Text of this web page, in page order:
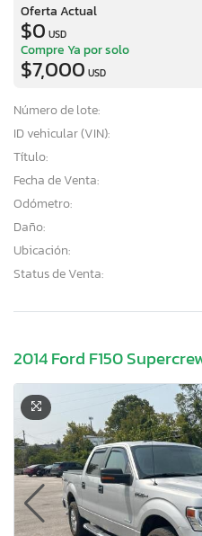
Oferta Actual
$0 USD
Compre Ya por solo
$7,000 USD
Número de lote:
ID vehicular (VIN):
Título:
Fecha de Venta:
Odómetro:
Daño:
Ubicación:
Status de Venta:
2014 Ford F150